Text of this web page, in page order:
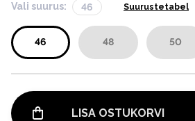
Vali suurus: 46 Suurustetabel
46 48 50
LISA OSTUKORVI